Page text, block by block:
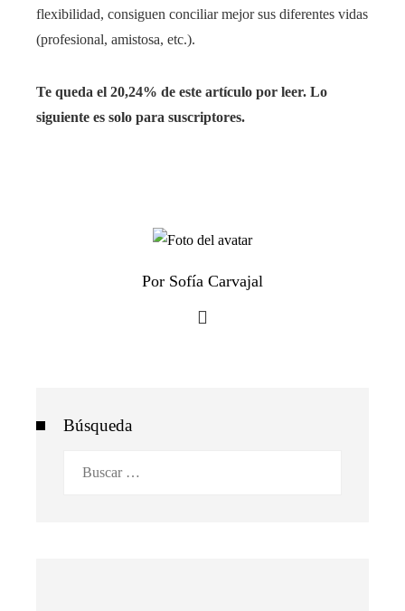
flexibilidad, consiguen conciliar mejor sus diferentes vidas
(profesional, amistosa, etc.).
Te queda el 20,24% de este artículo por leer. Lo
siguiente es solo para suscriptores.
Por Sofía Carvajal
Búsqueda